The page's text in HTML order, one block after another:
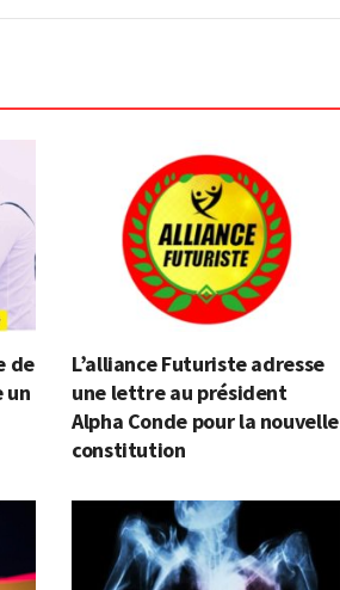
de
un
L’alliance Futuriste adresse
une lettre au président
Alpha Conde pour la nouvelle
constitution